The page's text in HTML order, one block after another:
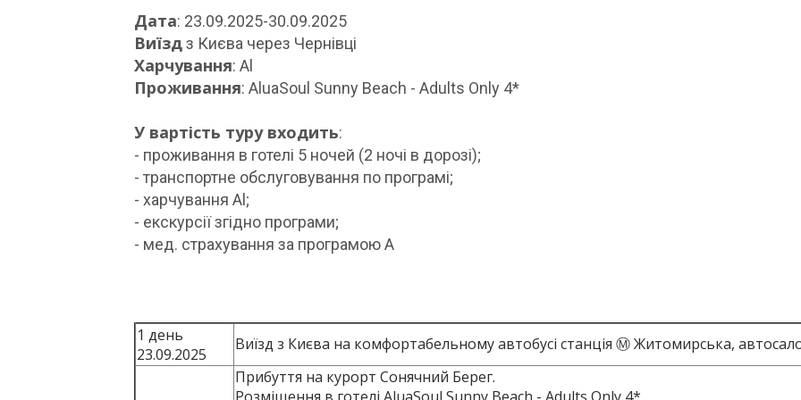
Дата: 23.09.2025-30.09.2025
Виїздз Києва через Чернівці
Харчування: Al
Проживання: AluaSoul Sunny Beach - Adults Only 4*
У вартість туру входить:
- проживання в готелі 5 ночей (2 ночі в дорозі);
- транспортне обслуговування по програмі;
- харчування Al;
- екскурсії згідно програми;
- мед. страхування за програмою А
1 день
23.09.2025
Виїзд з Києва на комфортабельному автобусі станція Ⓜ Житомирська,
Прибуття на курорт Сонячний Берег.